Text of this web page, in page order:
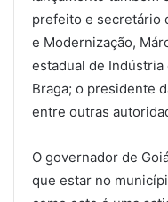
prefeito e secretário
e Modernização,
estadual de Indústria
Braga; o presidente
entre outras
O governador de
que estar no